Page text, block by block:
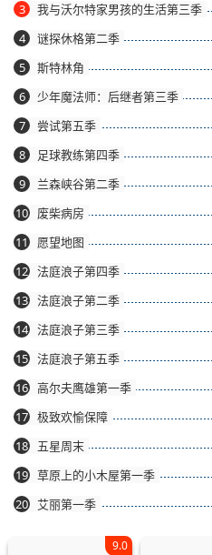
3 我与沃尔特家男孩的生活第三季
4 谜探休格第二季
5 斯特林角
6 少年魔法师：后继者第三季
7 尝试第五季
8 足球教练第四季
9 兰森峡谷第二季
10 废柴病房
11 愿望地图
12 法庭浪子第四季
13 法庭浪子第二季
14 法庭浪子第三季
15 法庭浪子第五季
16 高尔夫鹰雄第一季
17 极致欢愉保障
18 五星周末
19 草原上的小木屋第一季
20 艾丽第一季
9.0